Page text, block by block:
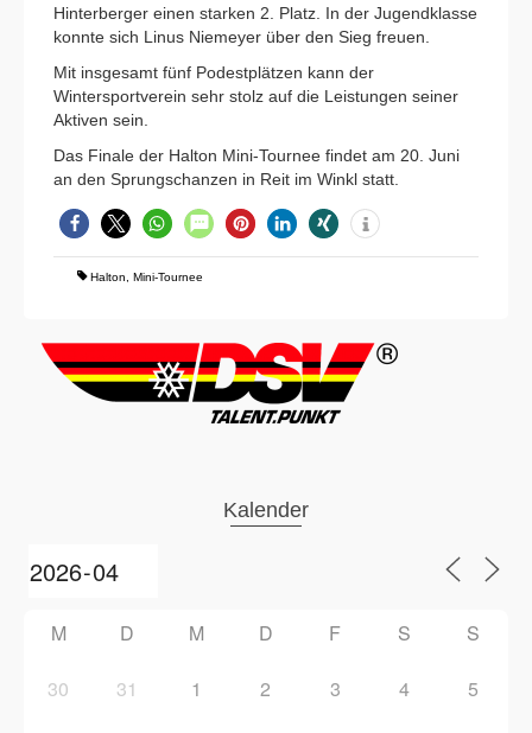
Hinterberger einen starken 2. Platz. In der Jugendklasse
konnte sich Linus Niemeyer über den Sieg freuen.
Mit insgesamt fünf Podestplätzen kann der
Wintersportverein sehr stolz auf die Leistungen seiner
Aktiven sein.
Das Finale der Halton Mini-Tournee findet am 20. Juni
an den Sprungschanzen in Reit im Winkl statt.
Halton Mini-Tournee
Kalender
M D M D F S S
30 31 1 2 3 4 5